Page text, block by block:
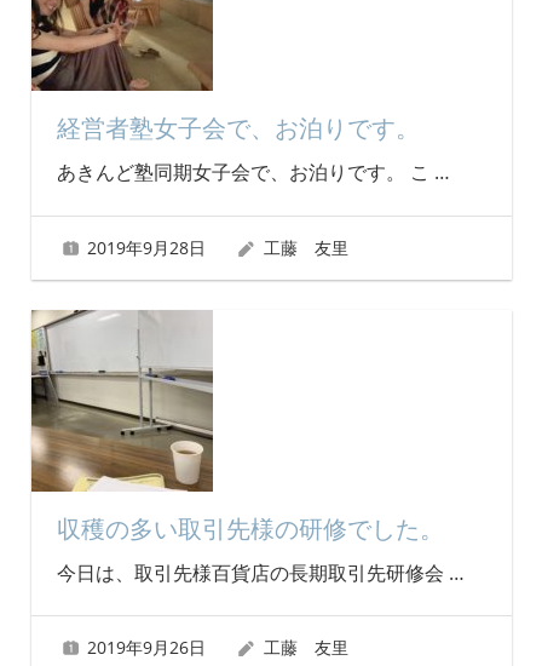
経営者塾女子会で、お泊りです。
あきんど塾同期女子会で、お泊りです。 こ …
2019年9月28日 工藤 友里
収穫の多い取引先様の研修でした。
今日は、取引先様百貨店の長期取引先研修会 …
2019年9月26日 工藤 友里